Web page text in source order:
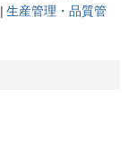
生産管理・品質管